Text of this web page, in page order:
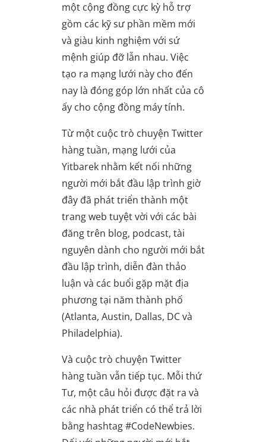
một cộng đồng cực kỳ hỗ trợ
gồm các kỹ sư phần mềm mới
và giàu kinh nghiệm với sứ
mệnh giúp đỡ lẫn nhau. Việc
tạo ra mạng lưới này cho đến
nay là đóng góp lớn nhất của cô
ấy cho cộng đồng máy tính.
Từ một cuộc trò chuyện Twitter
hàng tuần, mạng lưới của
Yitbarek nhằm kết nối những
người mới bắt đầu lập trình giờ
đây đã phát triển thành một
trang web tuyệt vời với các bài
đăng trên blog, podcast, tài
nguyên dành cho người mới bắt
đầu lập trình, diễn đàn thảo
luận và các buổi gặp mặt địa
phương tại năm thành phố
(Atlanta, Austin, Dallas, DC và
Philadelphia).
Và cuộc trò chuyện Twitter
hàng tuần vẫn tiếp tục. Mỗi thứ
Tư, một câu hỏi được đặt ra và
các nhà phát triển có thể trả lời
bằng hashtag #CodeNewbies.